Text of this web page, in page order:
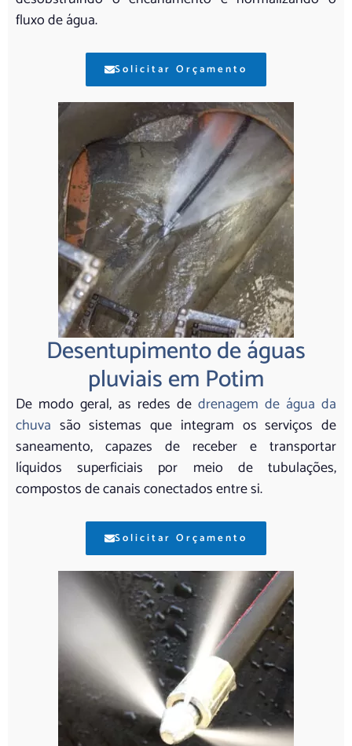
fluxo de água.
Solicitar Orçamento
Desentupimento de águas
pluviais em Potim
De modo geral, as redes de drenagem de água da
chuva são sistemas que integram os serviços de
saneamento, capazes de receber e transportar
líquidos superficiais por meio de tubulações,
compostos de canais conectados entre si.
Solicitar Orçamento